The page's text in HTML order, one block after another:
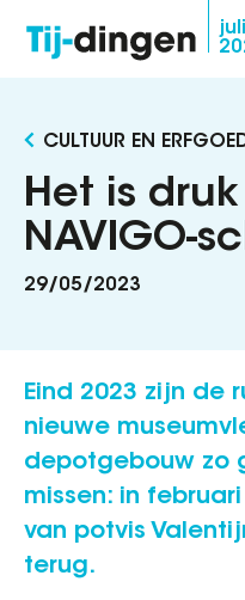
inhoud
gaan
juli
CULTUUR EN
Het is
NAVIGO-
29/05/2023
Eind 2023 zijn de
nieuwe
depotgebouw zo
missen: in
van potvis
terug.